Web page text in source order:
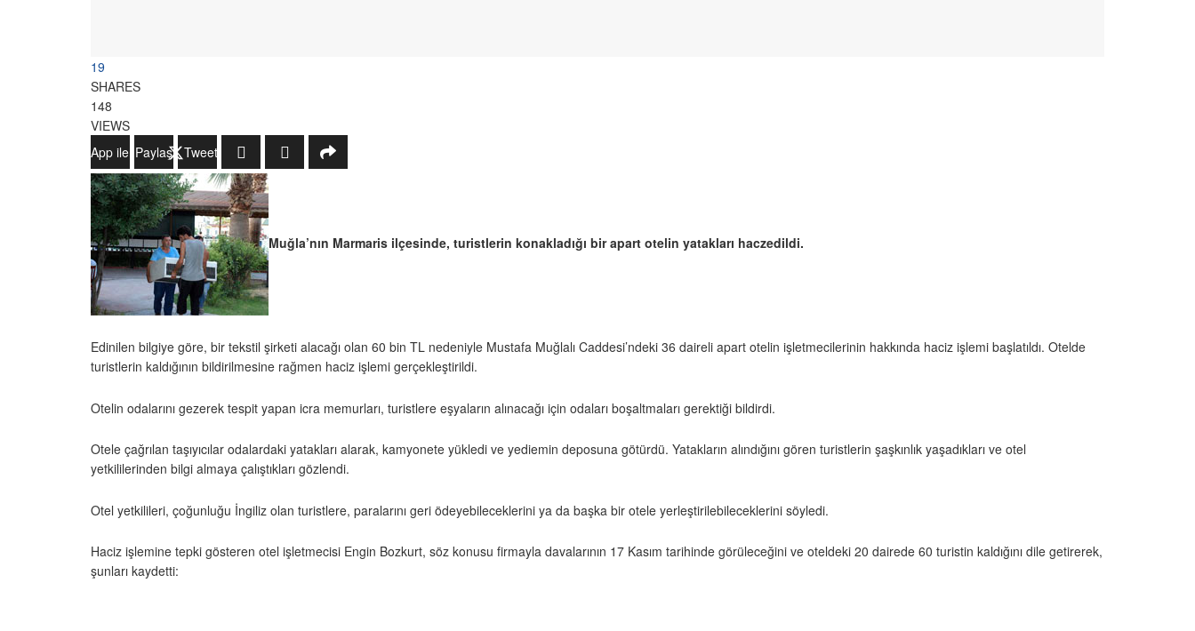
19
SHARES
148
VIEWS
WhatsApp ile Gönder
Paylaş Tweetle
Muğla’nın Marmaris ilçesinde, turistlerin konakladığı bir apart otelin yatakları haczedildi.
Edinilen bilgiye göre, bir tekstil şirketi alacağı olan 60 bin TL nedeniyle Mustafa Muğlalı Caddesi’ndeki 36 daireli apart otelin işletmecilerinin hakkında haciz işlemi başlatıldı. Otelde
turistlerin kaldığının bildirilmesine rağmen haciz işlemi gerçekleştirildi.
Otelin odalarını gezerek tespit yapan icra memurları, turistlere eşyaların alınacağı için odaları boşaltmaları gerektiği bildirdi.
Otele çağrılan taşıyıcılar odalardaki yatakları alarak, kamyonete yükledi ve yediemin deposuna götürdü. Yatakların alındığını gören turistlerin şaşkınlık yaşadıkları ve otel
yetkililerinden bilgi almaya çalıştıkları gözlendi.
Otel yetkilileri, çoğunluğu İngiliz olan turistlere, paralarını geri ödeyebileceklerini ya da başka bir otele yerleştirilebileceklerini söyledi.
Haciz işlemine tepki gösteren otel işletmecisi Engin Bozkurt, söz konusu firmayla davalarının 17 Kasım tarihinde görüleceğini ve oteldeki 20 dairede 60 turistin kaldığını dile getirerek,
şunları kaydetti: